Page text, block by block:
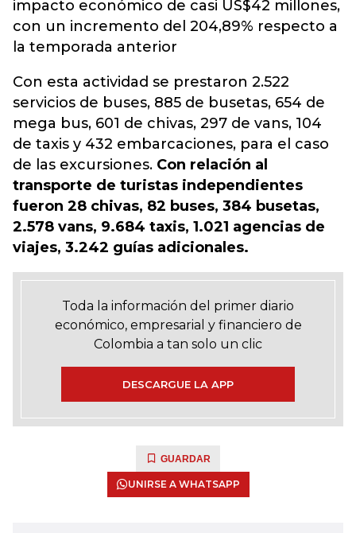
impacto económico de casi US$42 millones,
con un incremento del 204,89% respecto a
la temporada anterior
Con esta actividad se prestaron 2.522
servicios de buses, 885 de busetas, 654 de
mega bus, 601 de chivas, 297 de vans, 104
de taxis y 432 embarcaciones, para el caso
de las excursiones. Con relación al
transporte de turistas independientes
fueron 28 chivas, 82 buses, 384 busetas,
2.578 vans, 9.684 taxis, 1.021 agencias de
viajes, 3.242 guías adicionales.
Toda la información del primer diario
económico, empresarial y financiero de
Colombia a tan solo un clic
DESCARGUE LA APP
GUARDAR
UNIRSE A WHATSAPP